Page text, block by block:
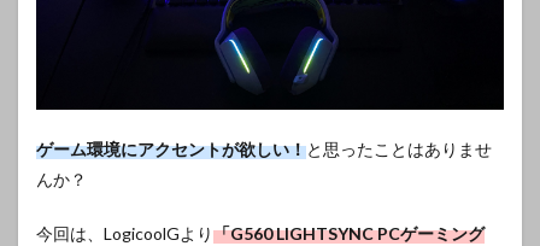
ゲーム環境にアクセントが欲しい！と思ったことはありませ
んか？
今回は、LogicoolGより「G560 LIGHTSYNC PCゲーミング